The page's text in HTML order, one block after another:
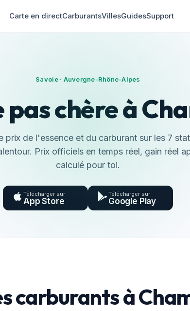
Carte en directCarburantsVillesGuidesSupport
Savoie · Auvergne-Rhône-Alpes
pas chère à
prix de l'essence et du carburant sur les 7
Prix officiels en temps réel, gain réel
calculé pour toi.
Télécharger sur
App Store
Télécharger sur
Google Play
carburants à